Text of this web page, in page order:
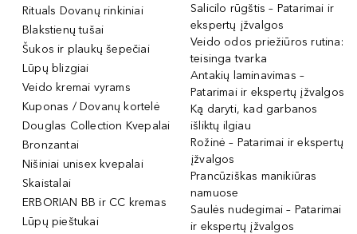
Rituals Dovanų rinkiniai
Blakstienų tušai
Šukos ir plaukų šepečiai
Lūpų blizgiai
Veido kremai vyrams
Kuponas / Dovanų kortelė
Douglas Collection Kvepalai
Bronzantai
Nišiniai unisex kvepalai
Skaistalai
ERBORIAN BB ir CC kremas
Lūpų pieštukai
Salicilo rūgštis – Patarimai ir
ekspertų įžvalgos
Veido odos priežiūros rutina:
teisinga tvarka
Antakių laminavimas –
Patarimai ir ekspertų įžvalgos
Ką daryti, kad garbanos
išliktų ilgiau
Rožinė – Patarimai ir ekspertų
įžvalgos
Prancūziškas manikiūras
namuose
Saulės nudegimai – Patarimai
ir ekspertų įžvalgos